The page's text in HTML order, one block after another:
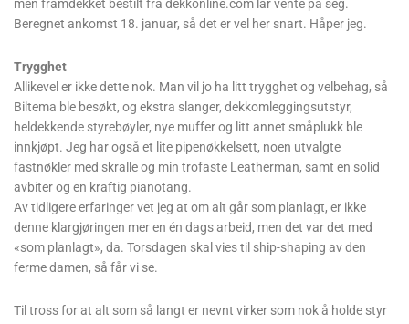
snike på et sett Michelin Anakee. Bakdekket har jeg ubrukt stående,
men framdekket bestilt fra dekkonline.com lar vente på seg.
Trygghet
Allikevel er ikke dette nok. Man vil jo ha litt trygghet og velbehag, så
Biltema ble besøkt, og ekstra slanger, dekkomleggingsutstyr,
heldekkende styrebøyler, nye muffer og litt annet småplukk ble
innkjøpt. Jeg har også et lite pipenøkkelsett, noen utvalgte
fastnøkler med skralle og min trofaste Leatherman, samt en solid
avbiter og en kraftig pianotang.
Av tidligere erfaringer vet jeg at om alt går som planlagt, er ikke
denne klargjøringen mer en én dags arbeid, men det var det med
«som planlagt», da. Torsdagen skal vies til ship-shaping av den